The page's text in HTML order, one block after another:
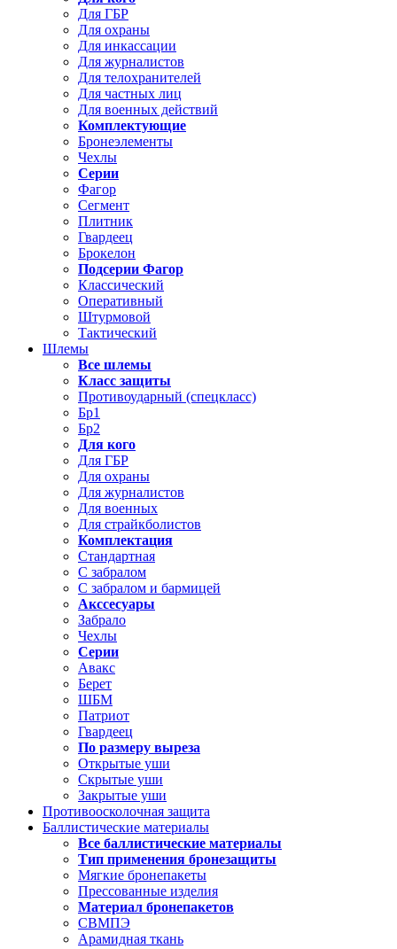
Для ГБР
Для охраны
Для инкассации
Для журналистов
Для телохранителей
Для частных лиц
Для военных действий
Комплектующие
Бронеэлементы
Чехлы
Серии
Фагор
Сегмент
Плитник
Гвардеец
Брокелон
Подсерии Фагор
Классический
Оперативный
Штурмовой
Тактический
Шлемы
Все шлемы
Класс защиты
Противоударный (спецкласс)
Бр1
Бр2
Для кого
Для ГБР
Для охраны
Для журналистов
Для военных
Для страйкболистов
Комплектация
Стандартная
С забралом
С забралом и бармицей
Акссесуары
Забрало
Чехлы
Серии
Авакс
Берет
ШБМ
Патриот
Гвардеец
По размеру выреза
Открытые уши
Скрытые уши
Закрытые уши
Противоосколочная защита
Баллистические материалы
Все баллистические материалы
Тип применения бронезащиты
Мягкие бронепакеты
Прессованные изделия
Материал бронепакетов
СВМПЭ
Арамидная ткань